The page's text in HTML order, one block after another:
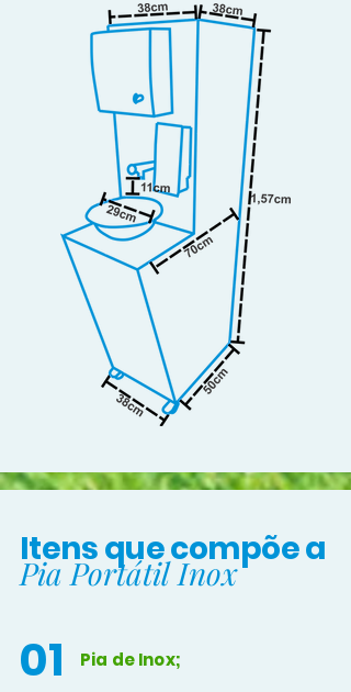
Itens que compõe a
Pia Portátil Inox
01 Pia de Inox;